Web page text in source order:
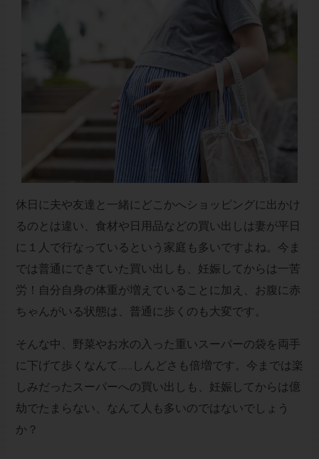
休日に夫や友達と一緒にどこかへショッピングに出かけ
るのとは違い、食材や日用品などの買い出しは妻が平日
に１人で行なっているという家庭も多いですよね。今ま
では普通にできていた買い出しも、妊娠してからは一苦
労！自分自身の体重が増えていることに加え、お腹に赤
ちゃんがいる状態は、普通に歩くのも大変です。
そんな中、野菜やお水の入った重いスーパーの袋を両手
に下げて歩くなんて……しんどさも倍増です。今までは楽
しみだったスーパーへの買い出しも、妊娠してからは億
劫でたまらない、なんて人も多いのではないでしょう
か？